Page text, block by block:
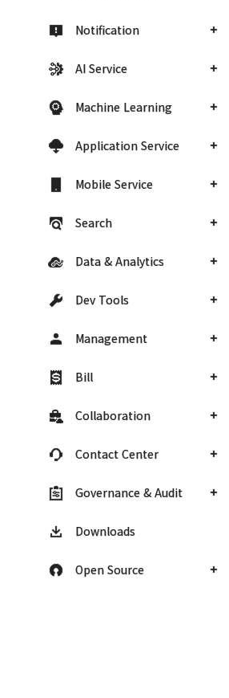
Notification
AI Service
Machine Learning
Application Service
Mobile Service
Search
Data & Analytics
Dev Tools
Management
Bill
Collaboration
Contact Center
Governance & Audit
Downloads
Open Source